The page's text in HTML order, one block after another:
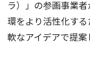
ラ）」の参画事業
環をより活性化す
軟なアイデアで提案